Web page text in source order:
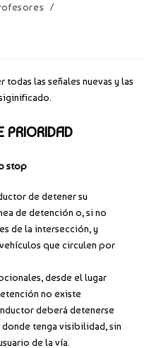
/
todas las señales nuevas y las
PRIORIDAD
stop
de detener su
de detención o, si no
de la intersección, y
que circulen por
desde el lugar
no existe
deberá detenerse
tenga visibilidad, sin
de la vía.